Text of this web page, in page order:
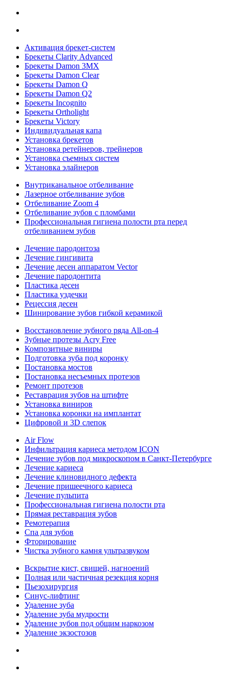
Активация брекет-систем
Брекеты Clarity Advanced
Брекеты Damon 3MX
Брекеты Damon Clear
Брекеты Damon Q
Брекеты Damon Q2
Брекеты Incognito
Брекеты Ortholight
Брекеты Victory
Индивидуальная капа
Установка брекетов
Установка ретейнеров, трейнеров
Установка съемных систем
Установка элайнеров
Внутриканальное отбеливание
Лазерное отбеливание зубов
Отбеливание Zoom 4
Отбеливание зубов с пломбами
Профессиональная гигиена полости рта перед
отбеливанием зубов
Лечение пародонтоза
Лечение гингивита
Лечение десен аппаратом Vector
Лечение пародонтита
Пластика десен
Пластика уздечки
Рецессия десен
Шинирование зубов гибкой керамикой
Восстановление зубного ряда All‑on‑4
Зубные протезы Acry Free
Композитные виниры
Подготовка зуба под коронку
Постановка мостов
Постановка несъемных протезов
Ремонт протезов
Реставрация зубов на штифте
Установка виниров
Установка коронки на имплантат
Цифровой и 3D слепок
Air Flow
Инфильтрация кариеса методом ICON
Лечение зубов под микроскопом в Санкт-Петербурге
Лечение кариеса
Лечение клиновидного дефекта
Лечение пришеечного кариеса
Лечение пульпита
Профессиональная гигиена полости рта
Прямая реставрация зубов
Ремотерапия
Спа для зубов
Фторирование
Чистка зубного камня ультразвуком
Вскрытие кист, свищей, нагноений
Полная или частичная резекция корня
Пьезохирургия
Синус-лифтинг
Удаление зуба
Удаление зуба мудрости
Удаление зубов под общим наркозом
Удаление экзостозов